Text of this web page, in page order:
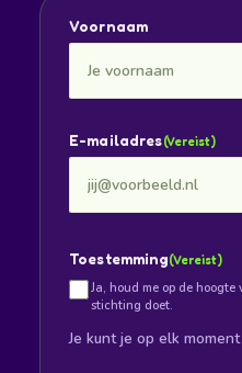
Voornaam
E-mailadres(Vereist)
Toestemming(Vereist)
Ja, houd me op de
stichting doet.
Je kunt je op elk